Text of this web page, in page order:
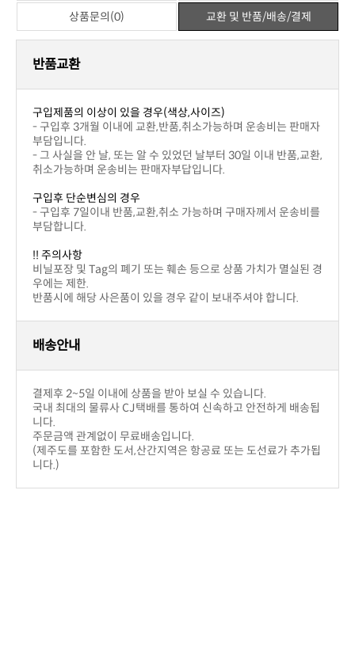
상품문의(0) 교환 및 반품/배송/결제
반품교환
구입제품의 이상이 있을 경우(색상,사이즈)
부담입니다.
취소가능하며 운송비는 판매자부답입니다.
구입후 단순변심의 경우
부담합니다.
!! 주의사항
우에는 제한.
반품시에 해당 사은품이 있을 경우 같이 보내주셔야 합니다.
배송안내
결제후 2~5일 이내에 상품을 받아 보실 수 있습니다.
니다.
주문금액 관계없이 무료배송입니다.
니다.)